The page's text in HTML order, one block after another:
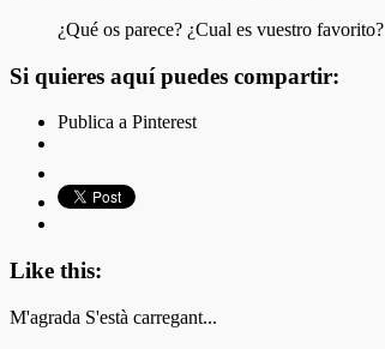
¿Qué os parece? ¿Cual es vuestro favorito?
Si quieres aquí puedes compartir:
Publica a Pinterest
Like this:
M'agrada S'està carregant...